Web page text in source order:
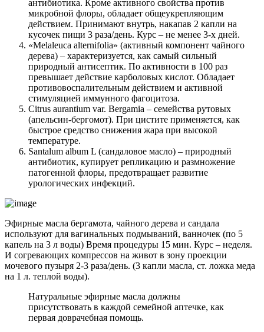
антибиотика. Кроме активного свойства против
микробной флоры, обладает общеукрепляющим
действием. Принимают внутрь, накапав 2 капли на
кусочек пищи 3 раза/день. Курс – не менее 3-х дней.
«Melaleuca alternifolia» (активный компонент чайного
дерева) – характеризуется, как самый сильный
природный антисептик. По активности в 100 раз
превышает действие карболовых кислот. Обладает
противовоспалительным действием и активной
стимуляцией иммунного фагоцитоза.
Citrus aurantium var. Bergamia – семейства рутовых
(апельсин-бергомот). При цистите применяется, как
быстрое средство снижения жара при высокой
температуре.
Santalum album L (сандаловое масло) – природный
антибиотик, купирует репликацию и размножение
патогенной флоры, предотвращает развитие
урологических инфекций.
Эфирные масла бергамота, чайного дерева и сандала
используют для вагинальных подмываний, ванночек (по 5
капель на 3 л воды) Время процедуры 15 мин. Курс – неделя.
И согревающих компрессов на живот в зону проекции
мочевого пузыря 2-3 раза/день. (3 капли масла, ст. ложка меда
на 1 л. теплой воды).
Натуральные эфирные масла должны
присутствовать в каждой семейной аптечке, как
первая доврачебная помощь.